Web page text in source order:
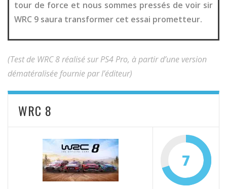
tour de force et nous sommes pressés de voir sir
WRC 9 saura transformer cet essai prometteur.
(Test de WRC 8 réalisé sur PS4 Pro, à partir d’une version
dématéralisée fournie par l’éditeur)
WRC 8
7